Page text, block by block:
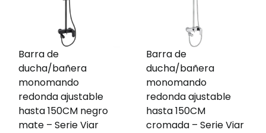
Barra de
ducha/bañera
monomando
redonda ajustable
hasta 150CM negro
mate – Serie Viar
Barra de
ducha/bañera
monomando
redonda ajustable
hasta 150CM
cromada – Serie Viar